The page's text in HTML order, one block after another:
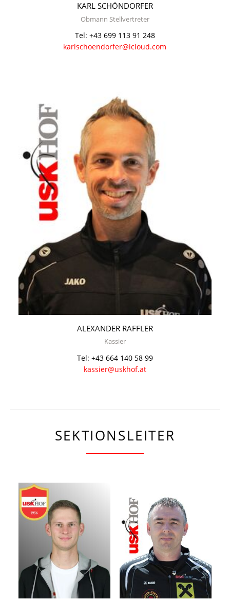
KARL SCHÖNDORFER
Obmann Stellvertreter
Tel: +43 699 113 91 248
karlschoendorfer@icloud.com
ALEXANDER RAFFLER
Kassier
Tel: +43 664 140 58 99
kassier@uskhof.at
SEKTIONSLEITER